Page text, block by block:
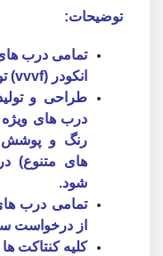
توضیحات:
انکودر (vvvf) تولید و عرضه می شود.
طراحی و
درب های ویژه
های متنوع)
شود.
تمامی درب
از درخواست
کلیه کنتاکت